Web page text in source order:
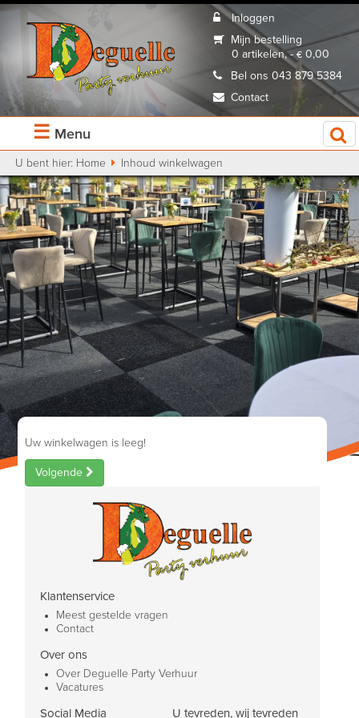
Inloggen
Mijn bestelling
0 artikelen, - € 0,00
Bel ons 043 879 5384
Contact
☰ Menu
U bent hier: Home Inhoud winkelwagen
Uw winkelwagen is leeg!
Volgende
Klantenservice
Meest gestelde vragen
Contact
Over ons
Over Deguelle Party Verhuur
Vacatures
Social Media U tevreden, wij tevreden